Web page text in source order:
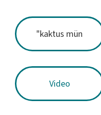
Video